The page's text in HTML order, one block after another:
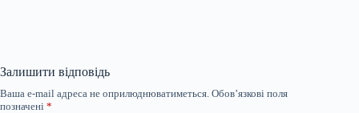
Залишити відповідь
Ваша e-mail адреса не оприлюднюватиметься. Обов’язкові поля
позначені *